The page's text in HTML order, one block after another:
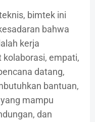
bimtek ini
bahwa
kerja
empati,
datang,
bantuan,
mampu
dan